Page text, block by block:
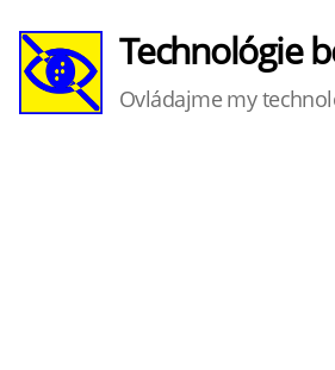
Technológie
Ovládajme my